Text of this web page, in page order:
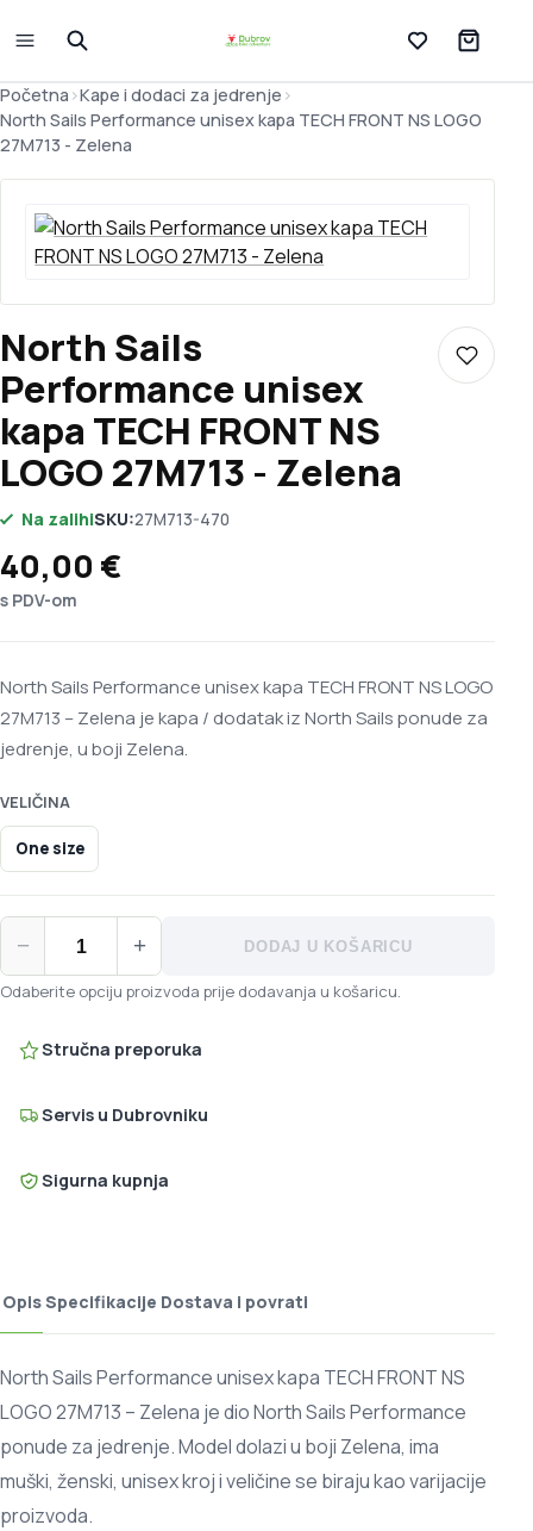
Lista želja
Početna >Kape i dodaci za jedrenje >
North Sails Performance unisex kapa TECH FRONT NS LOGO
27M713 - Zelena
North Sails
Performance unisex
kapa TECH FRONT NS
LOGO 27M713 - Zelena
Dodaj
Na zalihiSKU:27M713-470
40,00 €
s PDV-om
North Sails Performance unisex kapa TECH FRONT NS LOGO
27M713 – Zelena je kapa / dodatak iz North Sails ponude za
jedrenje, u boji Zelena.
VELIČINA
One size
−
North Sails Performance unisex kapa TECH FRONT NS
+ DODAJ U KOŠARICU
Odaberite opciju proizvoda prije dodavanja u košaricu.
Stručna preporuka
Servis u Dubrovniku
Sigurna kupnja
OpisSpecifikacije Dostava i povrati
North Sails Performance unisex kapa TECH FRONT NS
LOGO 27M713 – Zelena je dio North Sails Performance
ponude za jedrenje. Model dolazi u boji Zelena, ima
muški, ženski, unisex kroj i veličine se biraju kao varijacije
proizvoda.